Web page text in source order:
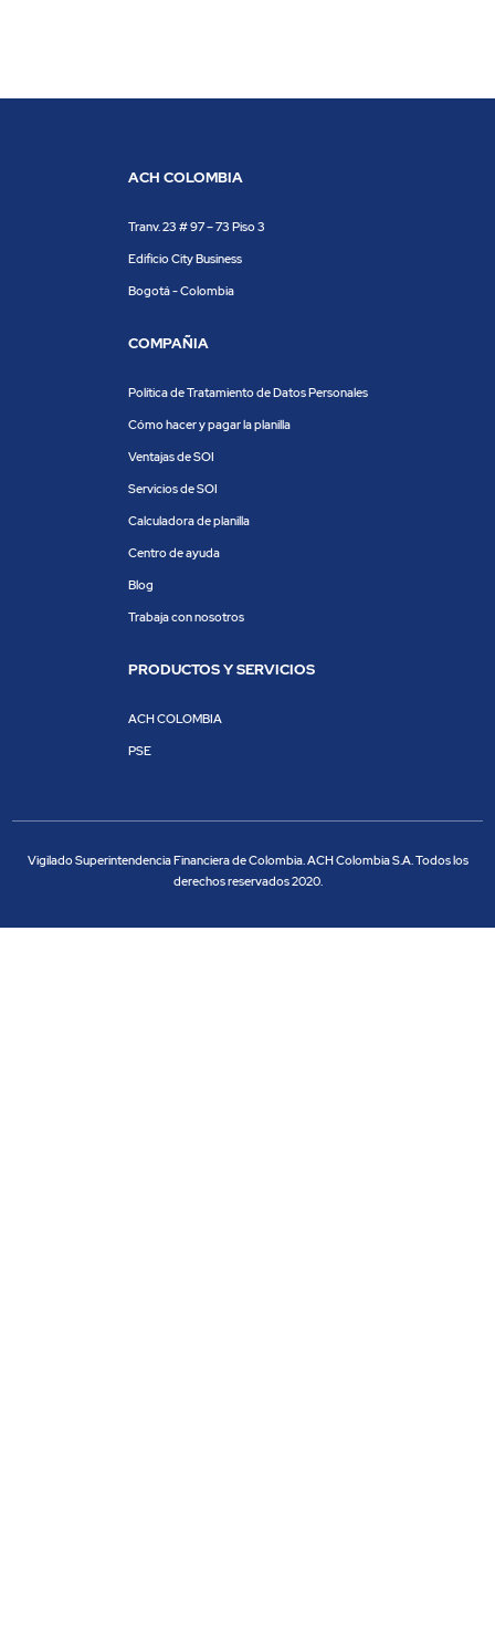
ACH COLOMBIA
Tranv. 23 # 97 – 73 Piso 3
Edificio City Business
Bogotá - Colombia
COMPAÑIA
Política de Tratamiento de Datos Personales
Cómo hacer y pagar la planilla
Ventajas de SOI
Servicios de SOI
Calculadora de planilla
Centro de ayuda
Blog
Trabaja con nosotros
PRODUCTOS Y SERVICIOS
ACH COLOMBIA
PSE
Vigilado Superintendencia Financiera de Colombia. ACH Colombia S.A. Todos los
derechos reservados 2020.